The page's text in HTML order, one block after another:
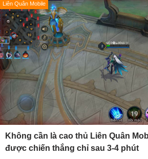
Liên Quân Mobile
Không cần là cao thủ Liên Quân
được chiến thắng chỉ sau 3-4 phút